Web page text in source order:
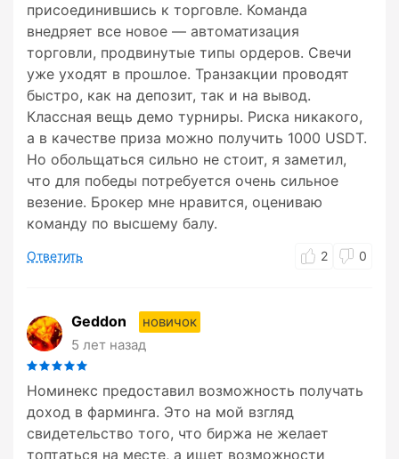
присоединившись к торговле. Команда
внедряет все новое — автоматизация
торговли, продвинутые типы ордеров. Свечи
уже уходят в прошлое. Транзакции проводят
быстро, как на депозит, так и на вывод.
Классная вещь демо турниры. Риска никакого,
а в качестве приза можно получить 1000 USDT.
Но обольщаться сильно не стоит, я заметил,
что для победы потребуется очень сильное
везение. Брокер мне нравится, оцениваю
команду по высшему балу.
Ответить 2 0
Geddon
новичок
5 лет назад
Номинекс предоставил возможность получать
доход в фарминга. Это на мой взгляд
свидетельство того, что биржа не желает
топтаться на месте, а ищет возможности